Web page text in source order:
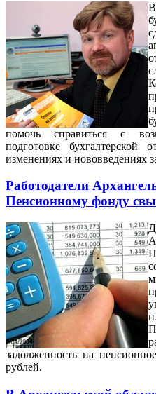
помочь справиться с
подготовке бухгалтерской
изменениях и нововведениях
Работодатели
Пенсионному фонду
задолженность на
рублей.